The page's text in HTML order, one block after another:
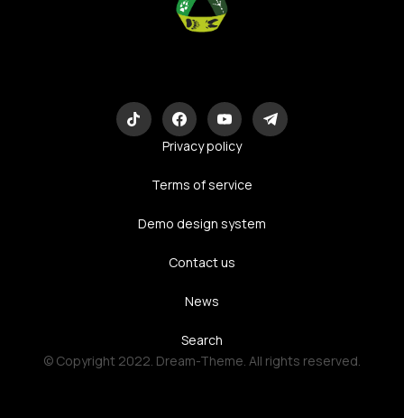
Privacy policy
Terms of service
Demo design system
Contact us
News
Search
© Copyright 2022. Dream-Theme. All rights reserved.